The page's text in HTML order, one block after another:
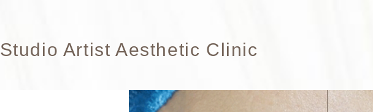
Studio Artist Aesthetic Clinic